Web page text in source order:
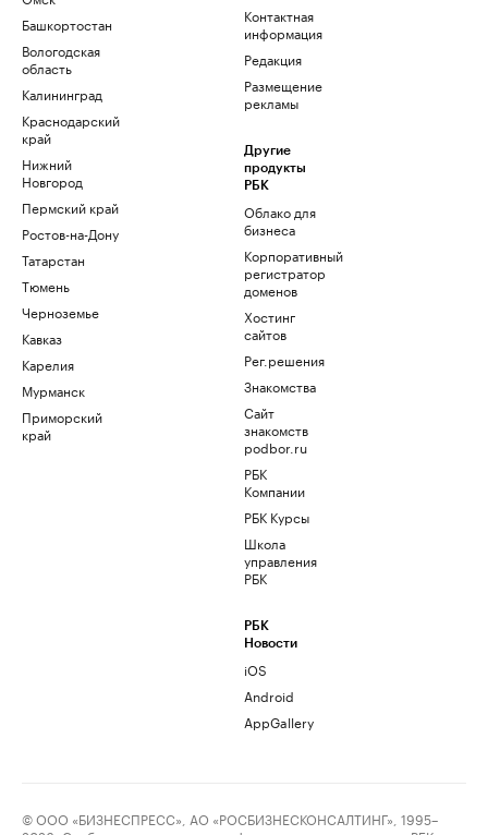
Башкортостан
Вологодская
область
Калининград
Краснодарский
край
Нижний
Новгород
Пермский край
Ростов-на-Дону
Татарстан
Тюмень
Черноземье
Кавказ
Карелия
Мурманск
Приморский
край
Контактная
информация
Редакция
Размещение
рекламы
Другие
продукты
РБК
Облако для
бизнеса
Корпоративный
регистратор
доменов
Хостинг
сайтов
Рег.решения
Знакомства
Сайт
знакомств
podbor.ru
РБК
Компании
РБК Курсы
Школа
управления
РБК
РБК
Новости
iOS
Android
AppGallery
© ООО «БИЗНЕСПРЕСС», АО «РОСБИЗНЕСКОНСАЛТИНГ», 1995–